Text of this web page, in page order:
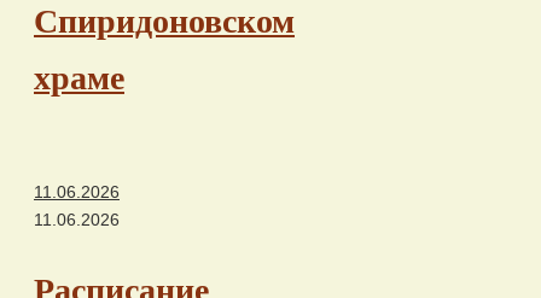
Спиридоновском
храме
11.06.2026
11.06.2026
Расписание